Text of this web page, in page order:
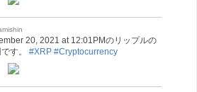
20, 2021 at 12:01PMのリップルの
す。 #XRP #Cryptocurrency